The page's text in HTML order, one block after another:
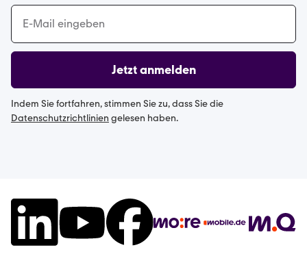
Jetzt anmelden
Indem Sie fortfahren, stimmen Sie zu, dass Sie die
Datenschutzrichtlinien gelesen haben.